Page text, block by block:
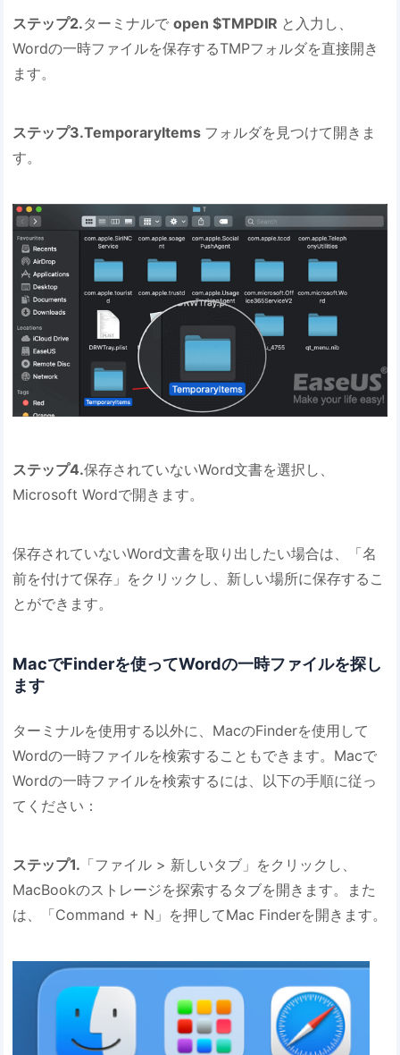
ステップ2.ターミナルでopen $TMPDIR と入力し、
Wordの一時ファイルを保存するTMPフォルダを直接開き
ます。
ステップ3.TemporaryItems フォルダを見つけて開きま
す。
ステップ4.保存されていないWord文書を選択し、
Microsoft Wordで開きます。
保存されていないWord文書を取り出したい場合は、「名
前を付けて保存」をクリックし、新しい場所に保存するこ
とができます。
MacでFinderを使ってWordの一時ファイルを探し
ます
ターミナルを使用する以外に、MacのFinderを使用して
Wordの一時ファイルを検索することもできます。Macで
Wordの一時ファイルを検索するには、以下の手順に従っ
てください：
ステップ1. 「ファイル > 新しいタブ」をクリックし、
MacBookのストレージを探索するタブを開きます。また
は、「Command + N」を押してMac Finderを開きます。